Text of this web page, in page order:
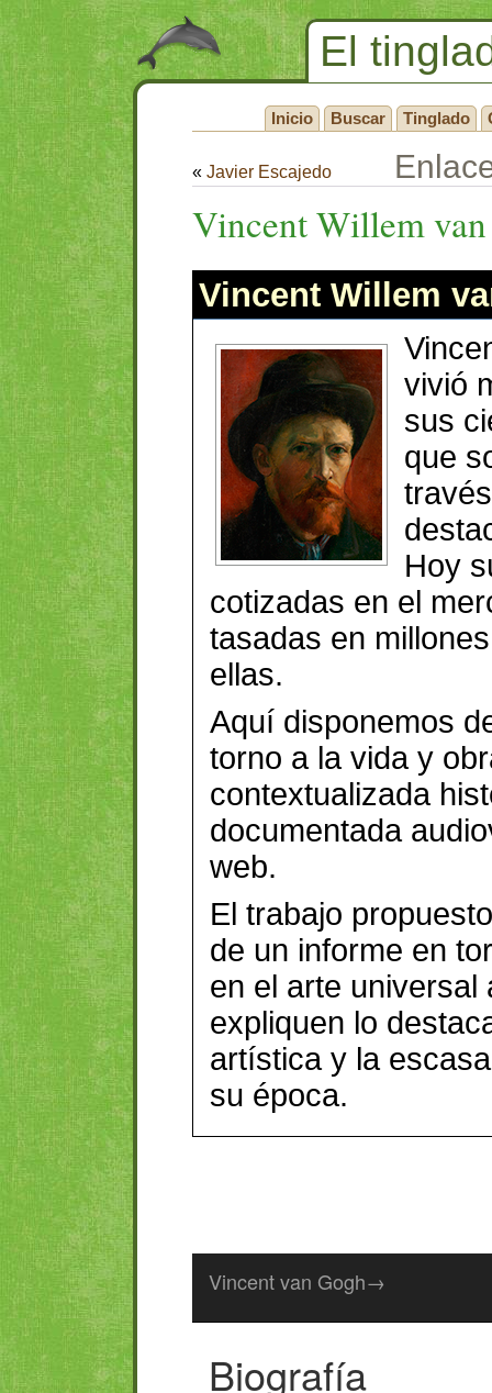
El
Inicio Buscar Tinglado
« Javier Escajedo
Vincent Willem
Vincent Willem
vivió
sus
que
Hoy
cotizadas en el
tasadas en
ellas.
Aquí disponemos
torno a la vida y
contextualizada
documentada
web.
El trabajo
de un informe en
en el arte universal
expliquen lo
artística y la
su época.